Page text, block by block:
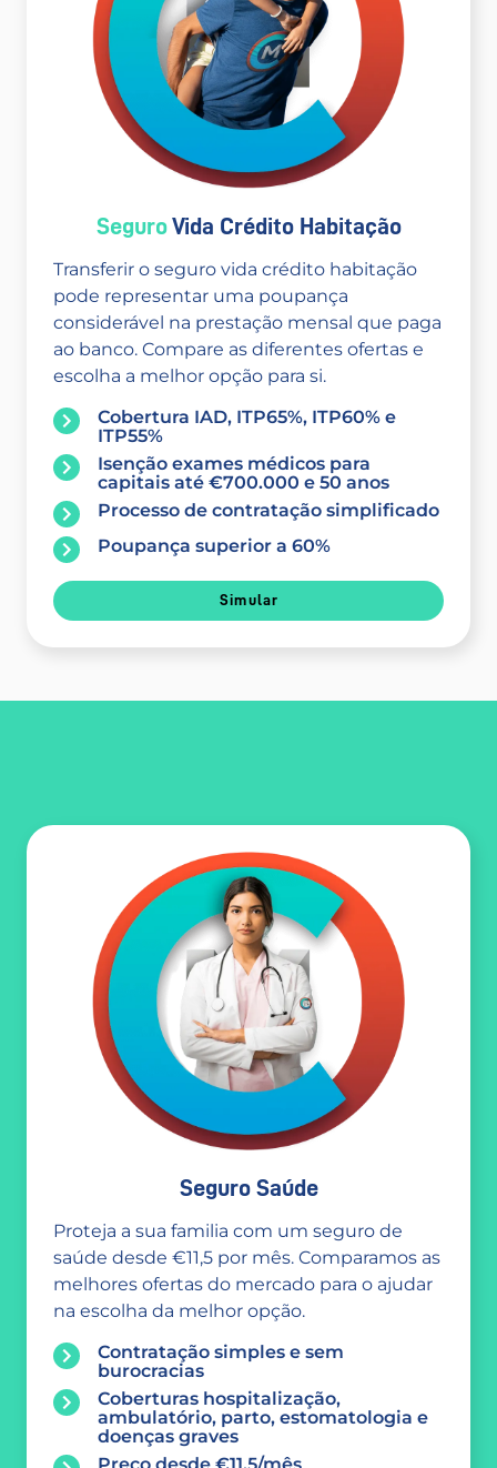
SeguroVida Crédito Habitação
Transferir o seguro vida crédito habitação
pode representar uma poupança
considerável na prestação mensal que paga
ao banco. Compare as diferentes ofertas e
escolha a melhor opção para si.
Cobertura IAD, ITP65%, ITP60% e
ITP55%
Isenção exames médicos para
capitais até €700.000 e 50 anos
Processo de contratação simplificado
Poupança superior a 60%
Simular
Seguro Saúde
Proteja a sua familia com um seguro de
saúde desde €11,5 por mês. Comparamos as
melhores ofertas do mercado para o ajudar
na escolha da melhor opção.
Contratação simples e sem
burocracias
Coberturas hospitalização,
ambulatório, parto, estomatologia e
doenças graves